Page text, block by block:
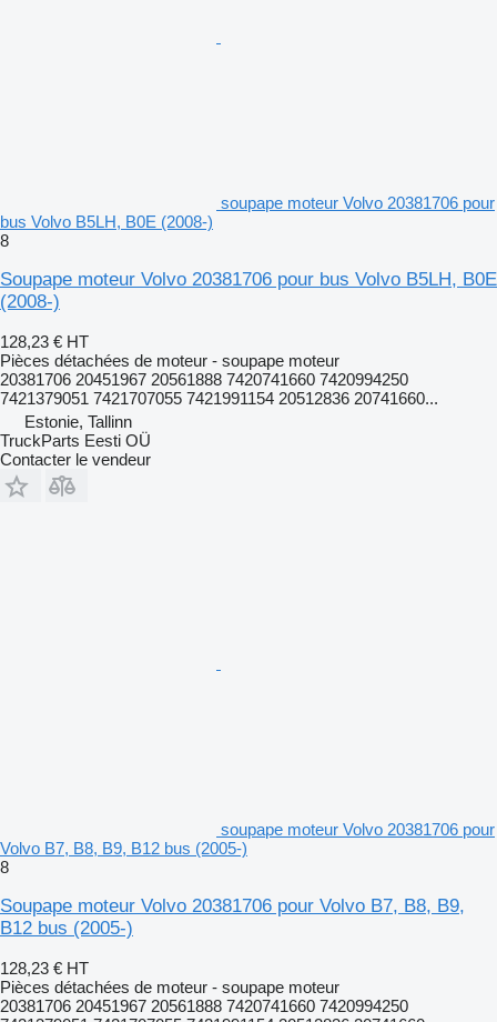
soupape moteur Volvo 20381706 pour
bus Volvo B5LH, B0E (2008-)
8
Soupape moteur Volvo 20381706 pour bus Volvo B5LH, B0E
(2008-)
128,23 € HT
Pièces détachées de moteur - soupape moteur
20381706 20451967 20561888 7420741660 7420994250
7421379051 7421707055 7421991154 20512836 20741660...
Estonie, Tallinn
TruckParts Eesti OÜ
Contacter le vendeur
soupape moteur Volvo 20381706 pour
Volvo B7, B8, B9, B12 bus (2005-)
8
Soupape moteur Volvo 20381706 pour Volvo B7, B8, B9,
B12 bus (2005-)
128,23 € HT
Pièces détachées de moteur - soupape moteur
20381706 20451967 20561888 7420741660 7420994250